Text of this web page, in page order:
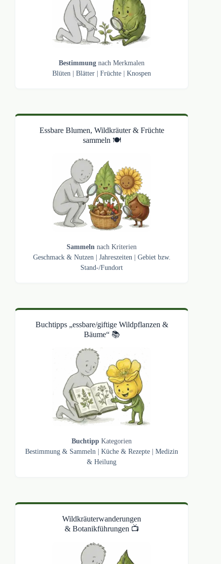
Bestimmungnach Merkmalen
Blüten |Blätter |Früchte |Knospen
Essbare Blumen, Wildkräuter & Früchte
sammeln 🍽️
Sammelnnach Kriterien
Geschmack & Nutzen | Jahreszeiten | Gebiet bzw.
Stand-/Fundort
Buchtipps „essbare/giftige Wildpflanzen &
Bäume“ 📚
BuchtippKategorien
Bestimmung & Sammeln |Küche & Rezepte |Medizin
& Heilung
Wildkräuterwanderungen
& Botanikführungen 📺